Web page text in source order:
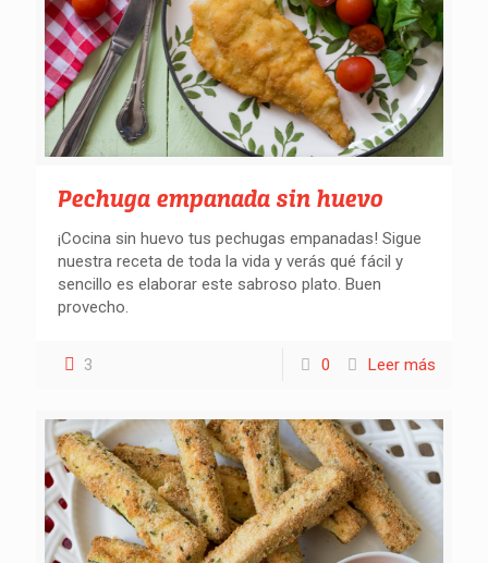
Pechuga empanada sin huevo
¡Cocina sin huevo tus pechugas empanadas! Sigue
nuestra receta de toda la vida y verás qué fácil y
sencillo es elaborar este sabroso plato. Buen
provecho.
3 0 Leer más